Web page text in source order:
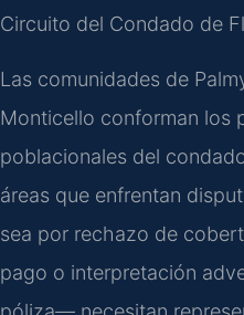
Circuito del Condado de
Las comunidades de
Monticello conforman los
poblacionales del
áreas que enfrentan
sea por rechazo de
pago o interpretación